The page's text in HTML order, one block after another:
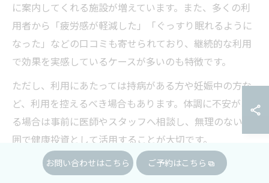
に案内してくれる施設が増えています。また、多くの利
用者から「疲労感が軽減した」「ぐっすり眠れるように
なった」などの口コミも寄せられており、継続的な利用
で効果を実感しているケースが多いのも特徴です。
ただし、利用にあたっては持病がある方や妊娠中の方な
ど、利用を控えるべき場合もあります。体調に不安があ
る場合は事前に医師やスタッフへ相談し、無理のない範
囲で健康投資として活用することが大切です。
酸素カプセル利用での死亡事故リスクを解説
お問い合わせはこちら ご予約はこちら